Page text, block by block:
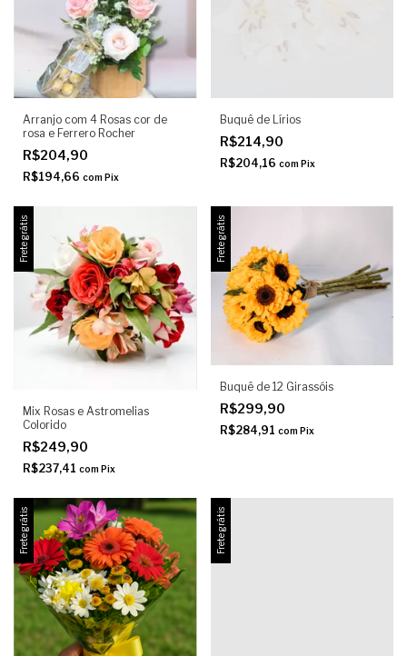
Arranjo com 4 Rosas cor de
rosa e Ferrero Rocher
R$204,90
R$194,66 com Pix
Buquê de Lírios
R$214,90
R$204,16 com Pix
Frete grátis
Mix Rosas e Astromelias
Colorido
R$249,90
R$237,41 com Pix
Frete grátis
Buquê de 12 Girassóis
R$299,90
R$284,91 com Pix
Frete grátis Frete grátis